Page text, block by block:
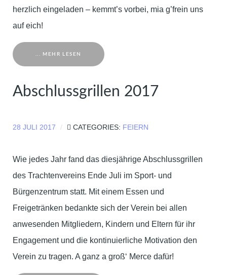
herzlich eingeladen – kemmt’s vorbei, mia g’frein uns
auf eich!
... MEHR LESEN
Abschlussgrillen 2017
28 JULI 2017 CATEGORIES: FEIERN
Wie jedes Jahr fand das diesjährige Abschlussgrillen
des Trachtenvereins Ende Juli im Sport- und
Bürgenzentrum statt. Mit einem Essen und
Freigetränken bedankte sich der Verein bei allen
anwesenden Mitgliedern, Kindern und Eltern für ihr
Engagement und die kontinuierliche Motivation den
Verein zu tragen. A ganz a groß‘ Merce dafür!